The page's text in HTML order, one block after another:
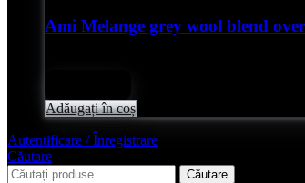
Ami Melange grey wool blend
Adăugați în coș
Autentificare / Înregistrare
Căutare
Căutare